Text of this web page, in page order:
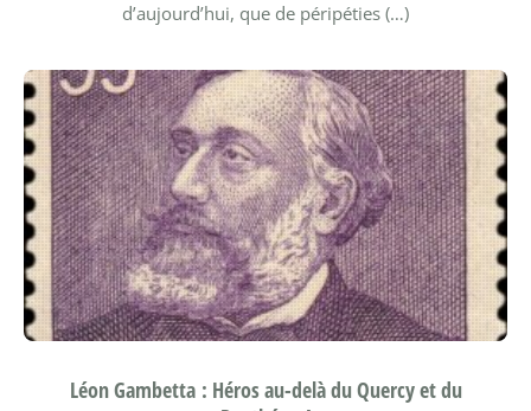
d’aujourd’hui, que de péripéties (…)
Léon Gambetta : Héros au-delà du Quercy et du